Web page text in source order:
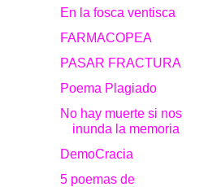
En la fosca ventisca
FARMACOPEA
PASAR FRACTURA
Poema Plagiado
No hay muerte si nos
inunda la memoria
DemoCracia
5 poemas de